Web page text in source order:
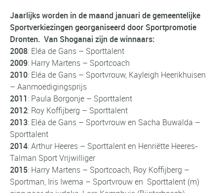
Jaarlijks worden in de maand januari de gemeentelijke
Sportverkiezingen georganiseerd door Sportpromotie
Dronten. Van Shoganai zijn de winnaars:
2008: Eléa de Gans – Sporttalent
2009: Harry Martens – Sportcoach
2010: Eléa de Gans – Sportvrouw, Kayleigh Heerikhuisen
– Aanmoedigingsprijs
2011: Paula Borgonje – Sporttalent
2012: Roy Koffijberg – Sporttalent
2013: Eléa de Gans – Sportvrouw en Sacha Buwalda –
Sporttalent
2014: Arthur Heeres – Sporttalent en Henriëtte Heeres-
Talman Sport Vrijwilliger
2015: Harry Martens – Sportcoach, Roy Koffijberg –
Sportman, Iris Iwema – Sportvrouw en Sporttalent (m)